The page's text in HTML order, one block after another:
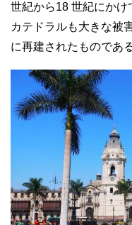
世紀から18 世紀にか
カテドラルも大きな被
に再建されたものである